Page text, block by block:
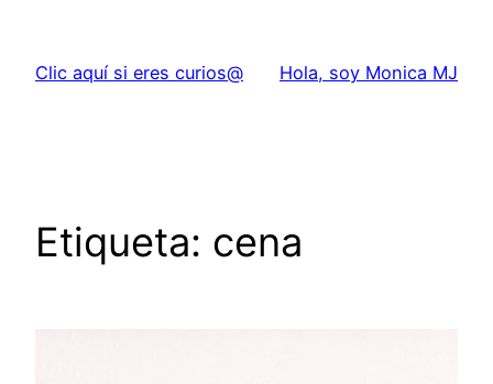
contenido
Clic aquí si eres curios@ Hola, soy Monica MJ
Etiqueta: cena